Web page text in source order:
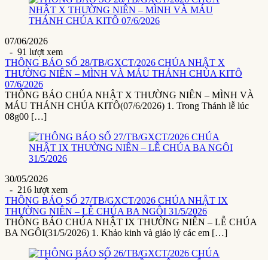
07/06/2026
- 91 lượt xem
THÔNG BÁO SỐ 28/TB/GXCT/2026 CHÚA NHẬT X
THƯỜNG NIÊN – MÌNH VÀ MÁU THÁNH CHÚA KITÔ
07/6/2026
THÔNG BÁO CHÚA NHẬT X THƯỜNG NIÊN – MÌNH VÀ
MÁU THÁNH CHÚA KITÔ(07/6/2026) 1. Trong Thánh lễ lúc
08g00 […]
30/05/2026
- 216 lượt xem
THÔNG BÁO SỐ 27/TB/GXCT/2026 CHÚA NHẬT IX
THƯỜNG NIÊN – LỄ CHÚA BA NGÔI 31/5/2026
THÔNG BÁO CHÚA NHẬT IX THƯỜNG NIÊN – LỄ CHÚA
BA NGÔI(31/5/2026) 1. Khảo kinh và giáo lý các em […]